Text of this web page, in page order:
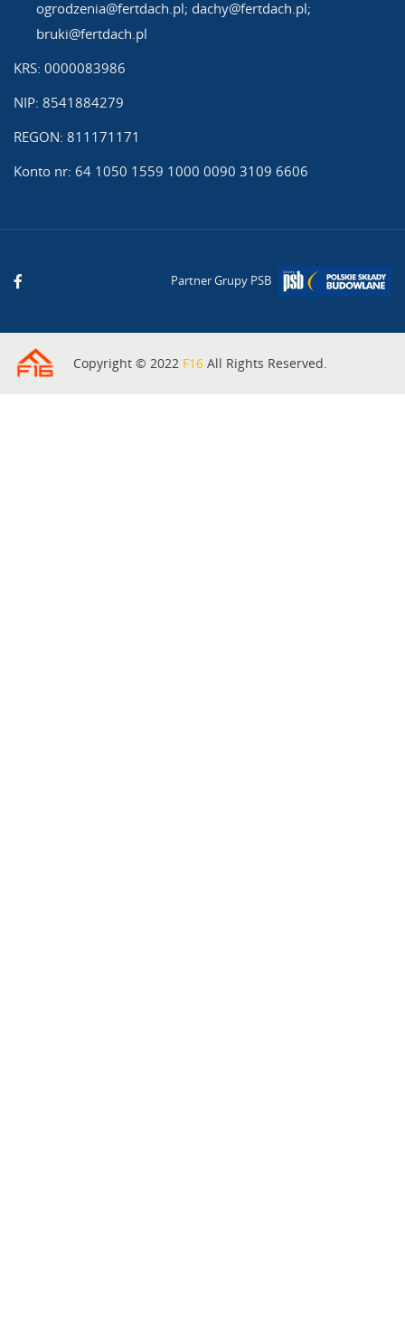
ogrodzenia@fertdach.pl; dachy@fertdach.pl;
bruki@fertdach.pl
KRS: 0000083986
NIP: 8541884279
REGON: 811171171
Konto nr: 64 1050 1559 1000 0090 3109 6606
Partner Grupy PSB
Copyright © 2022 F16 All Rights Reserved.